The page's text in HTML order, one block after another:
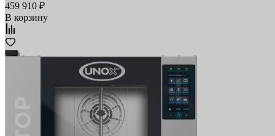
459 910 ₽
В корзину